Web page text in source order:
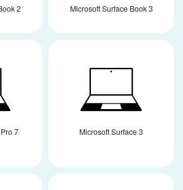
2 Microsoft Surface Book 3
7
Microsoft Surface 3